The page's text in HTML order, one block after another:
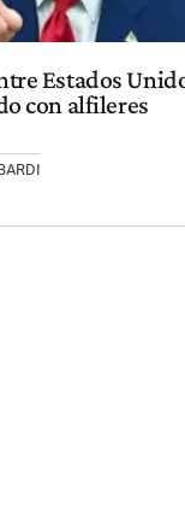
Estados
con alfileres